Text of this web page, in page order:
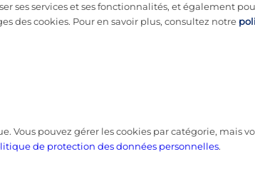
ses services et ses fonctionnalités, et également
des cookies. Pour en savoir plus, consultez notre
Vous pouvez gérer les cookies par catégorie, mais
de protection des données personnelles.